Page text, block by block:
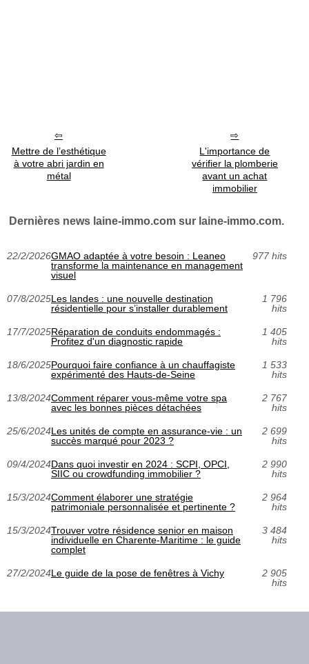
Mettre de l’esthétique
à votre abri jardin en
métal
L'importance de
vérifier la plomberie
avant un achat
immobilier
Dernières news laine-immo.com sur laine-immo.com.
22/2/2026GMAO adaptée à votre besoin : Leaneo
transforme la maintenance en management
visuel
977 hits
07/8/2025Les landes : une nouvelle destination
résidentielle pour s’installer durablement
1 796
hits
17/7/2025Réparation de conduits endommagés :
Profitez d'un diagnostic rapide
1 405
hits
18/6/2025Pourquoi faire confiance à un chauffagiste
expérimenté des Hauts-de-Seine
1 533
hits
13/8/2024Comment réparer vous-même votre spa
avec les bonnes pièces détachées
2 767
hits
25/6/2024Les unités de compte en assurance-vie : un
succès marqué pour 2023 ?
2 699
hits
09/4/2024Dans quoi investir en 2024 : SCPI, OPCI,
SIIC ou crowdfunding immobilier ?
2 990
hits
15/3/2024Comment élaborer une stratégie
patrimoniale personnalisée et pertinente ?
2 964
hits
15/3/2024Trouver votre résidence senior en maison
individuelle en Charente-Maritime : le guide
complet
3 484
hits
27/2/2024Le guide de la pose de fenêtres à Vichy
2 905
hits